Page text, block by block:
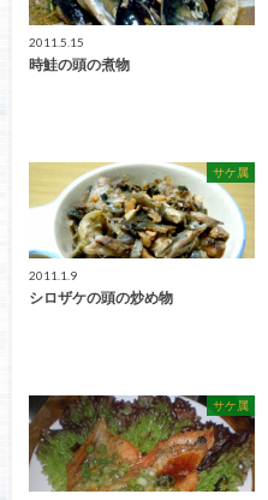
2011.5.15
時鮭の頭の煮物
サケ属
2011.1.9
シロザケの頭の炒め物
サケ属